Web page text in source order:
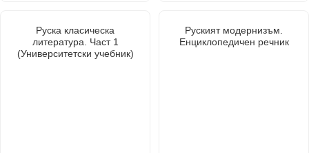
Руска класическа
литература. Част 1
(Университетски учебник)
Руският модернизъм.
Енциклопедичен речник